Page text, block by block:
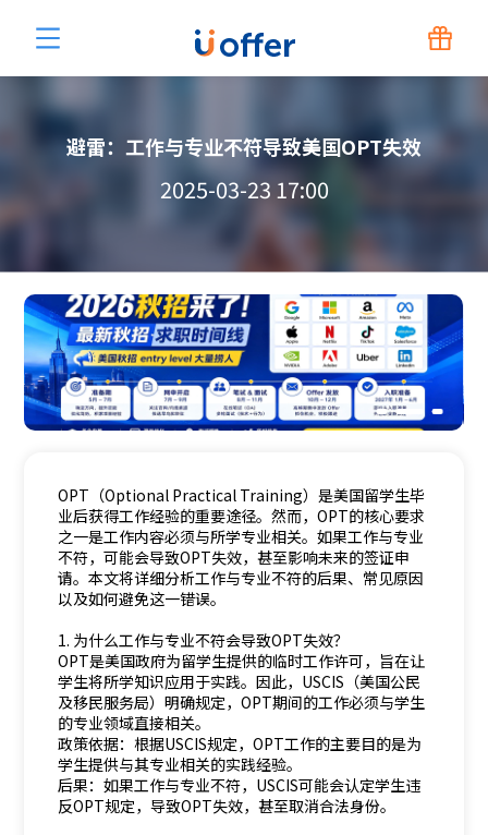
避雷：工作与专业不符导致美国OPT失效
2025-03-23 17:00
OPT（Optional Practical Training）是美国留学生毕
业后获得工作经验的重要途径。然而，OPT的核心要求
之一是工作内容必须与所学专业相关。如果工作与专业
不符，可能会导致OPT失效，甚至影响未来的签证申
请。本文将详细分析工作与专业不符的后果、常见原因
以及如何避免这一错误。
1. 为什么工作与专业不符会导致OPT失效？
OPT是美国政府为留学生提供的临时工作许可，旨在让
学生将所学知识应用于实践。因此，USCIS（美国公民
及移民服务局）明确规定，OPT期间的工作必须与学生
的专业领域直接相关。
政策依据：根据USCIS规定，OPT工作的主要目的是为
学生提供与其专业相关的实践经验。
后果：如果工作与专业不符，USCIS可能会认定学生违
反OPT规定，导致OPT失效，甚至取消合法身份。